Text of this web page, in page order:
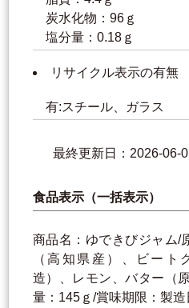
炭水化物：96ｇ
塩分量：0.18ｇ
リサイクル表示の有無
有:スチール、ガラス
最終更新日：2026-06-
食品表示（一括表示）
商品名：ゆできびジャム/
（高知県産）、ビート
造）、レモン、バター（
量：145ｇ/賞味期限：製造